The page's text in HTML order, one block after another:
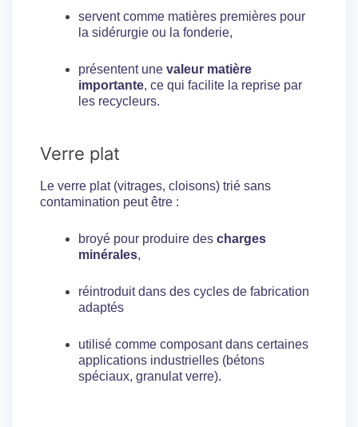
servent comme matières premières pour
la sidérurgie ou la fonderie,
présentent une valeur matière
importante, ce qui facilite la reprise par
les recycleurs.
Verre plat
Le verre plat (vitrages, cloisons) trié sans
contamination peut être :
broyé pour produire des charges
minérales,
réintroduit dans des cycles de fabrication
adaptés
utilisé comme composant dans certaines
applications industrielles (bétons
spéciaux, granulat verre).